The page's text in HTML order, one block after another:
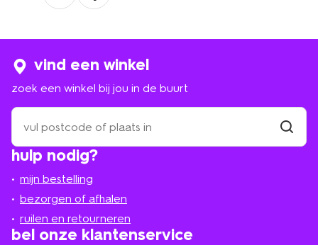
hulp nodig?
mijn bestelling
bezorgen of afhalen
ruilen en retourneren
bel onze klantenservice
vind een winkel
zoek een winkel bij jou in de buurt
zoek
een
winkel
bij
in
de
buurt